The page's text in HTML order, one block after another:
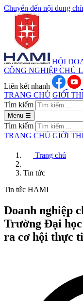
Chuyển đến nội dung
HỘI
CÔNG NGHIỆP CHỦ
Liên kết nhanh
TRANG CHỦ GIỚI
Tìm kiếm
Menu ☰
Tìm kiếm
TRANG CHỦ GIỚI
Trang chủ
Tin tức
Tin tức HAMI
Doanh nghiệp
Trường Đại
ra cơ hội thực